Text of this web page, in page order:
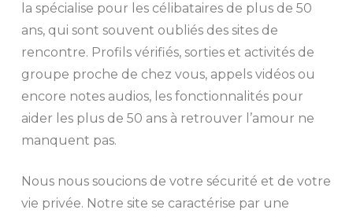
la spécialise pour les célibataires de plus de 50
ans, qui sont souvent oubliés des sites de
rencontre. Profils vérifiés, sorties et activités de
groupe proche de chez vous, appels vidéos ou
encore notes audios, les fonctionnalités pour
aider les plus de 50 ans à retrouver l’amour ne
manquent pas.
Nous nous soucions de votre sécurité et de votre
vie privée. Notre site se caractérise par une